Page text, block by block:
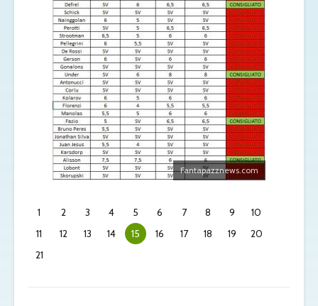
Fantapazznews.com
1 2 3 4 5 6 7 8 9
10
11
12 13 14 15 16 17 18 19
20
21